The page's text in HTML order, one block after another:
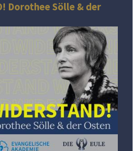
Dorothee Sölle & der